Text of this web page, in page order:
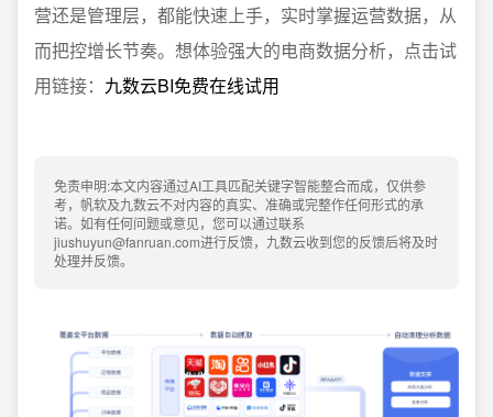
营还是管理层，都能快速上手，实时掌握运营数据，从
而把控增长节奏。想体验强大的电商数据分析，点击试
用链接： 九数云BI免费在线试用
免责申明:本文内容通过AI工具匹配关键字智能整合而成，仅供参
考，帆软及九数云不对内容的真实、准确或完整作任何形式的承
诺。如有任何问题或意见，您可以通过联系
jiushuyun@fanruan.com进行反馈，九数云收到您的反馈后将及时
处理并反馈。